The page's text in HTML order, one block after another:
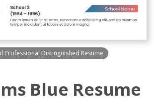
Professional Distinguished Resume
Blue Resume